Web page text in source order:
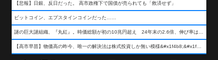
【悲報】日銀、反日だった。 高市政権下で国債が売られても「救済せず」
ビットコイン、エプスタインコインだった……
謎の巨大謎組織、『丸紅』。時価総額が初の10兆円超え 24年末の2.6倍、伸び率は謎組織首位
【高市早苗】物価高の昨今、唯一の解決法は株式投資しか無い模様&#x1f4b8;&#x1f4b8;&#x1f4b8;